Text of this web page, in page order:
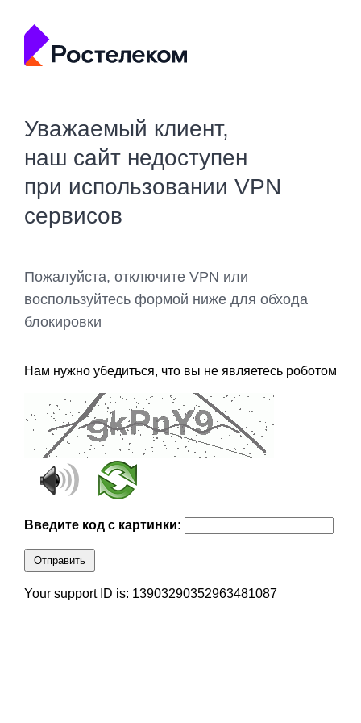
Уважаемый клиент,
наш сайт недоступен
при использовании VPN
сервисов
Пожалуйста, отключите VPN или
воспользуйтесь формой ниже для обхода
блокировки
Нам нужно убедиться, что вы не являетесь роботом
Введите код с картинки:
Отправить
Your support ID is: 13903290352963481087